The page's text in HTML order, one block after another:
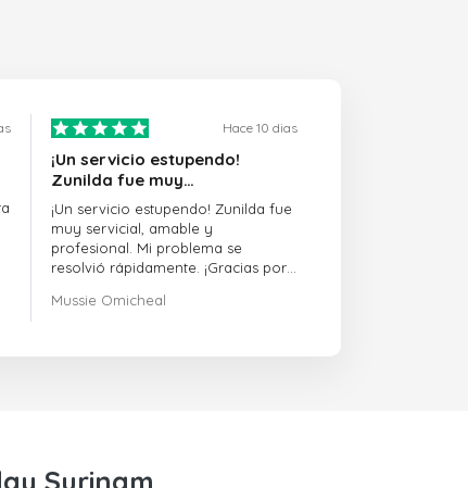
Hace 10 dias
¡Un servicio estupendo!
Zunilda fue muy…
¡Un servicio estupendo! Zunilda fue
muy servicial, amable y
profesional. Mi problema se
resolvió rápidamente. ¡Gracias por
Mussie Omicheal
Surinam